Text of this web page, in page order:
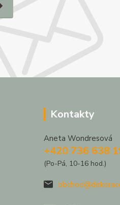
Kontakty
Aneta Wondresová
+420 736 638
(Po-Pá, 10-16 hod.)